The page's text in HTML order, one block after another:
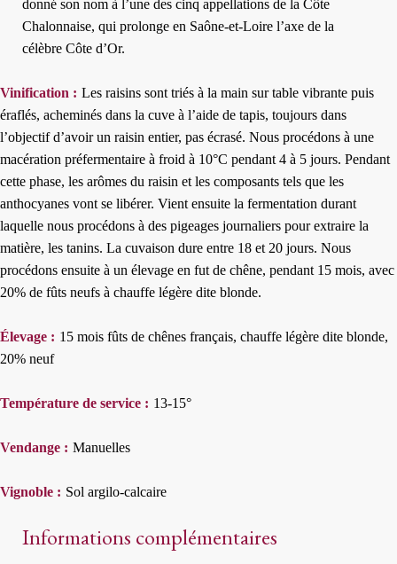
donné son nom à l’une des cinq appellations de la Côte
Chalonnaise, qui prolonge en Saône-et-Loire l’axe de la
célèbre Côte d’Or.
Vinification : Les raisins sont triés à la main sur table vibrante puis
éraflés, acheminés dans la cuve à l’aide de tapis, toujours dans
l’objectif d’avoir un raisin entier, pas écrasé. Nous procédons à une
macération préfermentaire à froid à 10°C pendant 4 à 5 jours. Pendant
cette phase, les arômes du raisin et les composants tels que les
anthocyanes vont se libérer. Vient ensuite la fermentation durant
laquelle nous procédons à des pigeages journaliers pour extraire la
matière, les tanins. La cuvaison dure entre 18 et 20 jours. Nous
procédons ensuite à un élevage en fut de chêne, pendant 15 mois, avec
20% de fûts neufs à chauffe légère dite blonde.
Élevage : 15 mois fûts de chênes français, chauffe légère dite blonde,
20% neuf
Température de service : 13-15°
Vendange : Manuelles
Vignoble : Sol argilo-calcaire
Informations complémentaires